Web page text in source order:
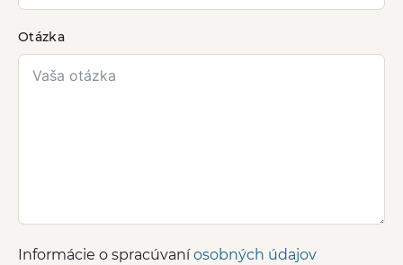
Otázka
Informácie o spracúvaníosobných údajov